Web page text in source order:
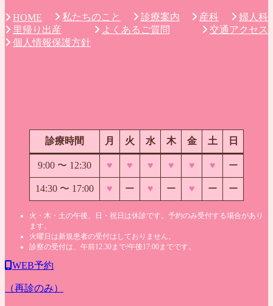
HOME 私たちのこと 診療案内 産科
婦人科
里帰り出産
よくあるご質問
交通アクセス
個人情報保護方針
診療時間 月 火 水 木 金 土 日
9:00 〜 12:30 ♥ ♥ ♥ ♥ ♥ ♥ ー
14:30 〜 17:00 ♥ ー ♥ ー ♥ ー ー
火・木・土の午後、日・祝日は休診です。予約のみ受付する場合があり
ます。
火曜日は新規患者の受付はしておりません。
診察の受付は、午前12:30まで/午後17:00までです。
WEB予約
（再診のみ）